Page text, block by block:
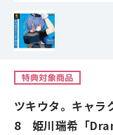
ツキウタ。キャラ
8 姫川瑞希「